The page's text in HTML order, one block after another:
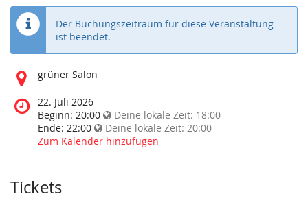
Der Buchungszeitraum für diese Veranstaltung
ist beendet.
Wo
diese
Veranstaltung
statt?
grüner Salon
Wann
findet
diese
Veranstaltung
22. Juli 2026
Beginn: 20:00 Deine lokale Zeit: 18:00
Ende: 22:00 Deine lokale Zeit: 20:00
Zum Kalender hinzufügen
Tickets